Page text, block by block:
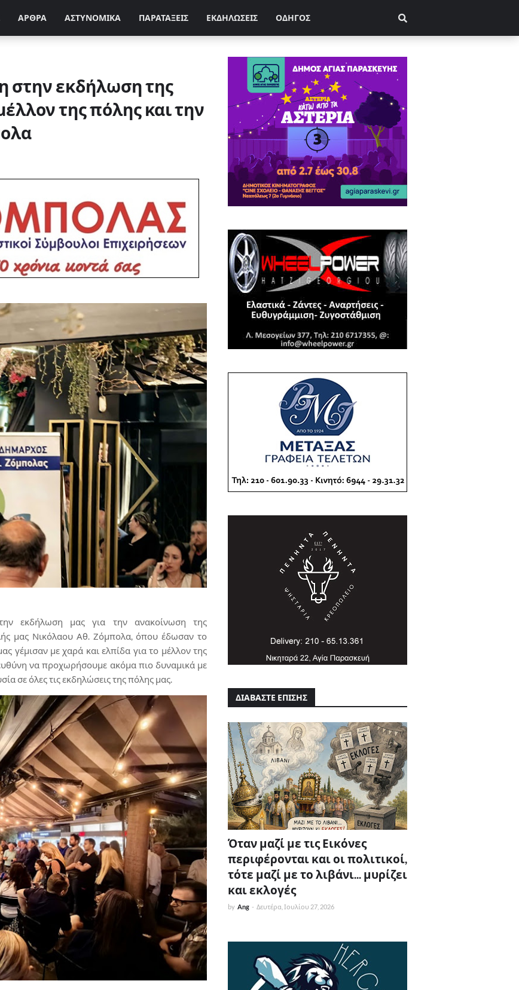
ΑΡΘΡΑ ΑΣΤΥΝΟΜΙΚΑ ΠΑΡΑΤΑΞΕΙΣ ΕΚΔΗΛΩΣΕΙΣ ΟΔΗΓΟΣ
στην εκδήλωση της
της πόλης και την
εκδήλωση μας για την ανακοίνωση της
μας Νικόλαου Αθ. Ζόμπολα, όπου έδωσαν το
γέμισαν με χαρά και ελπίδα για το μέλλον της
να προχωρήσουμε ακόμα πιο δυναμικά με
σε όλες τις εκδηλώσεις της πόλης μας.
ΔΙΑΒΑΣΤΕ ΕΠΙΣΗΣ
Όταν μαζί με τις Εικόνες
περιφέρονται και οι πολιτικοί,
τότε μαζί με το λιβάνι... μυρίζει
και εκλογές
by Ang - Δευτέρα, Ιουλίου 27, 2026